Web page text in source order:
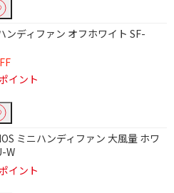
ンディファン オフホワイト SF-
イント
ミニハンディファン 大風量 ホワ
W
イント
絞り込む